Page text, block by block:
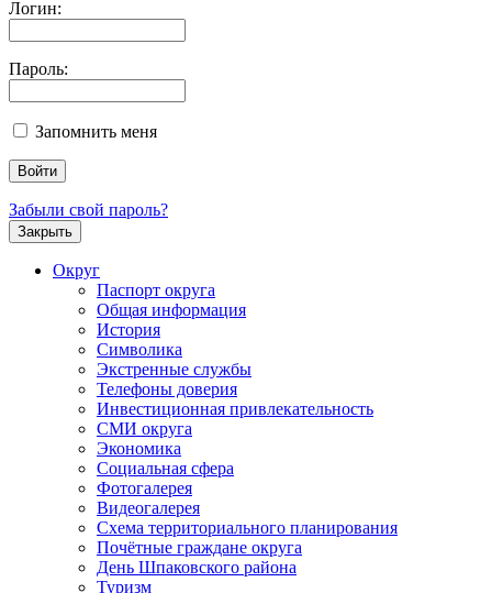
Логин:
Пароль:
Запомнить меня
Забыли свой пароль?
Закрыть
Округ
Паспорт округа
Общая информация
История
Символика
Экстренные службы
Телефоны доверия
Инвестиционная привлекательность
СМИ округа
Экономика
Социальная сфера
Фотогалерея
Видеогалерея
Схема территориального планирования
Почётные граждане округа
День Шпаковского района
Туризм